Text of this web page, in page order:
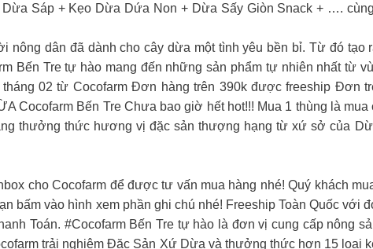
Dừa Sáp + Kẹo Dừa Dứa Non + Dừa Sấy Giòn Snack + ….
nông dân đã dành cho cây dừa một tình yêu bền bỉ. Từ đó
Bến Tre tự hào mang đến những sản phẩm tự nhiên nhất từ
02 từ Cocofarm Đơn hàng trên 390k được freeship Đơn
Cocofarm Bến Tre Chưa bao giờ hết hot!!! Mua 1 thùng là
thưởng thức hương vị đặc sản thượng hạng từ xứ sở của
cho Cocofarm để được tư vấn mua hàng nhé! Quý khách
bấm vào hình xem phần ghi chú nhé! Freeship Toàn Quốc với
Toán. #Cocofarm Bến Tre tự hào là đơn vị cung cấp nông
trải nghiệm Đặc Sản Xứ Dừa và thưởng thức hơn 15 loại